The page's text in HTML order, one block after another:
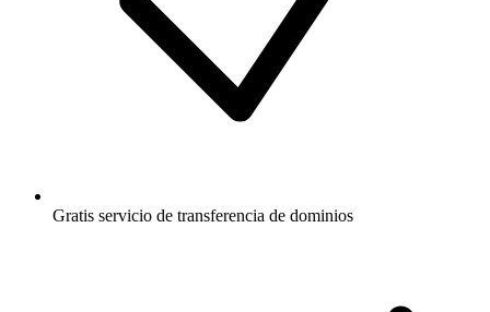
Gratis servicio de transferencia de dominios